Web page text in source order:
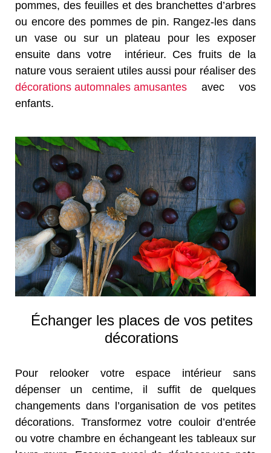
pommes, des feuilles et des branchettes d’arbres
ou encore des pommes de pin. Rangez-les dans
un vase ou sur un plateau pour les exposer
ensuite dans votre intérieur. Ces fruits de la
nature vous seraient utiles aussi pour réaliser des
décorations automnales amusantes avec vos
enfants.
Échanger les places de vos petites
décorations
Pour relooker votre espace intérieur sans
dépenser un centime, il suffit de quelques
changements dans l’organisation de vos petites
décorations. Transformez votre couloir d’entrée
ou votre chambre en échangeant les tableaux sur